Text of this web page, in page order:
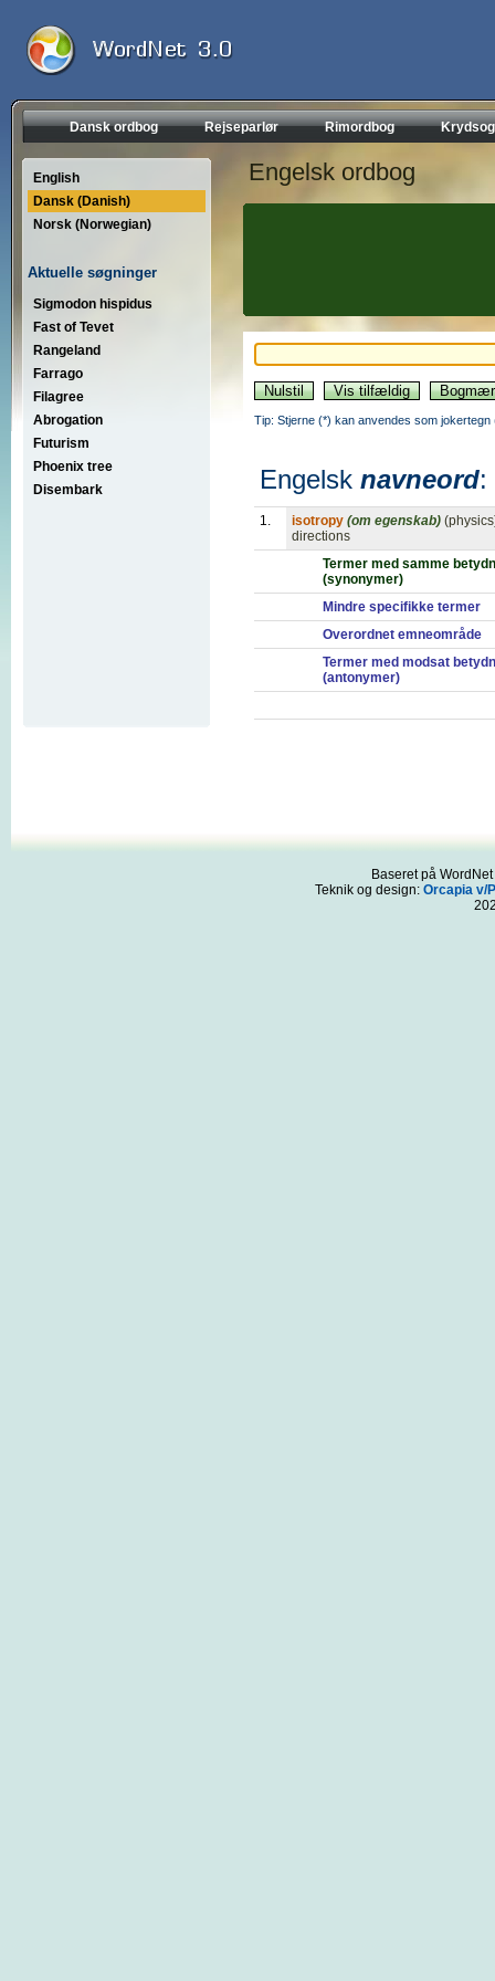
Dansk ordbog Rejseparlør Rimordbog
English
Dansk (Danish)
Norsk (Norwegian)
Aktuelle søgninger
Sigmodon hispidus
Fast of Tevet
Rangeland
Farrago
Filagree
Abrogation
Futurism
Phoenix tree
Disembark
Engelsk ordbog
Tip: Stjerne (*) kan anvendes som
Engelsk navneord:
1. isotropy (om egenskab)
directions
Termer med samme
(synonymer)
Mindre specifikke termer
Overordnet emneområde
Termer med modsat
(antonymer)
Baseret på
Teknik og design: Orcapia v/